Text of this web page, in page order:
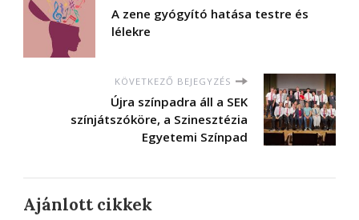
A zene gyógyító hatása testre és
lélekre
KÖVETKEZŐ BEJEGYZÉS
Újra színpadra áll a SEK
színjátszóköre, a Szinesztézia
Egyetemi Színpad
Ajánlott cikkek